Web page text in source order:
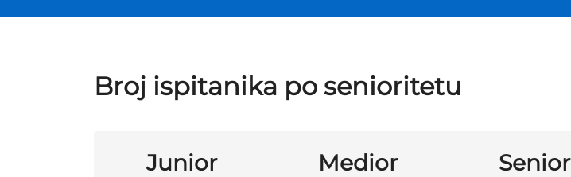
Broj ispitanika po senioritetu
Junior Medior Senior